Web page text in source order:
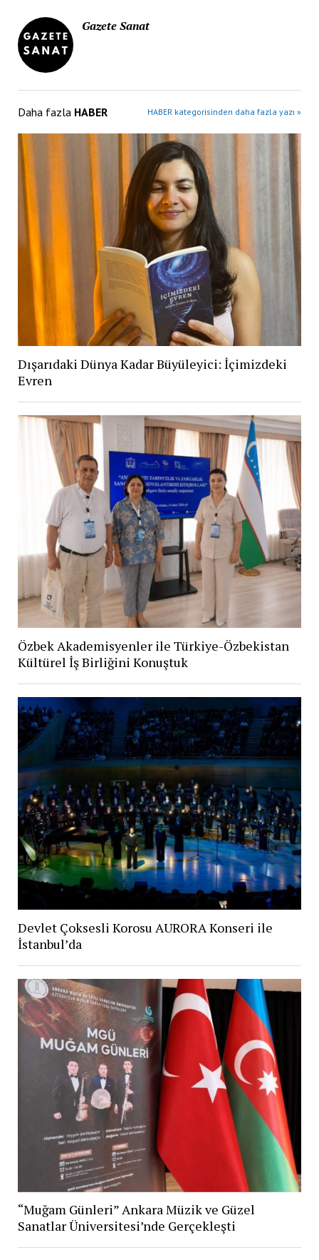
Gazete Sanat
Daha fazla HABER HABER kategorisinden daha fazla yazı »
Dışarıdaki Dünya Kadar Büyüleyici: İçimizdeki
Evren
Özbek Akademisyenler ile Türkiye-Özbekistan
Kültürel İş Birliğini Konuştuk
Devlet Çoksesli Korosu AURORA Konseri ile
İstanbul’da
“Muğam Günleri” Ankara Müzik ve Güzel
Sanatlar Üniversitesi’nde Gerçekleşti